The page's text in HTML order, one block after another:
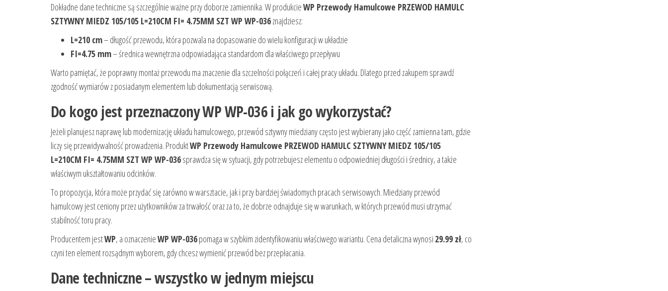
Dokładne dane techniczne są szczególnie ważne przy doborze zamiennika. W produkcieWP Przewody Hamulcowe PRZEWOD HAMULC
SZTYWNY MIEDZ 105/105 L=210CM FI= 4.75MM SZT WP WP-036znajdziesz:
L=210 cm– długość przewodu, która pozwala na dopasowanie do wielu konfiguracji w układzie
FI=4.75 mm– średnica wewnętrzna odpowiadająca standardom dla właściwego przepływu
Warto pamiętać, że poprawny montaż przewodu ma znaczenie dla szczelności połączeń i całej pracy układu. Dlatego przed zakupem sprawdź
zgodność wymiarów z posiadanym elementem lub dokumentacją serwisową.
Do kogo jest przeznaczony WP WP-036 i jak go wykorzystać?
Jeżeli planujesz naprawę lub modernizację układu hamulcowego, przewód sztywny miedziany często jest wybierany jako część zamienna tam, gdzie
liczy się przewidywalność prowadzenia. ProduktWP Przewody Hamulcowe PRZEWOD HAMULC SZTYWNY MIEDZ 105/105
L=210CM FI= 4.75MM SZT WP WP-036sprawdza się w sytuacji, gdy potrzebujesz elementu o odpowiedniej długości i średnicy, a także
właściwym ukształtowaniu odcinków.
To propozycja, która może przydać się zarówno w warsztacie, jak i przy bardziej świadomych pracach serwisowych. Miedziany przewód
hamulcowy jest ceniony przez użytkowników za trwałość oraz za to, że dobrze odnajduje się w warunkach, w których przewód musi utrzymać
stabilność toru pracy.
Producentem jestWP, a oznaczenieWP WP-036pomaga w szybkim zidentyfikowaniu właściwego wariantu. Cena detaliczna wynosi 29.99 zł, co
czyni ten element rozsądnym wyborem, gdy chcesz wymienić przewód bez przepłacania.
Dane techniczne – wszystko w jednym miejscu